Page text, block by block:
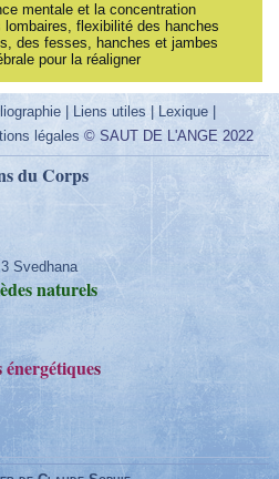
mentale et la concentration
lombaires, flexibilité des hanches
des fesses, hanches et jambes
pour la réaligner
Liens utiles Lexique
légales © SAUT DE L'ANGE 2022
du Corps
3 Svedhana
naturels
énergétiques